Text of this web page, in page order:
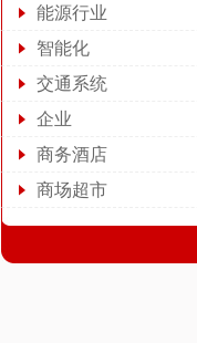
能源行业
智能化
交通系统
企业
商务酒店
商场超市